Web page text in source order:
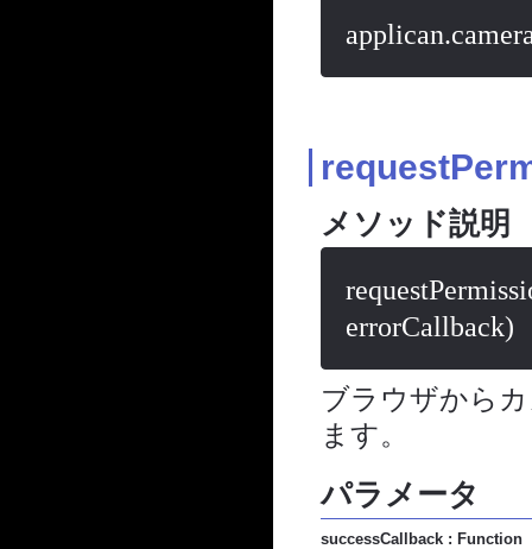
メソッド説明
errorCallback)
ブラウザから
ます。
パラメータ
successCallback : Function